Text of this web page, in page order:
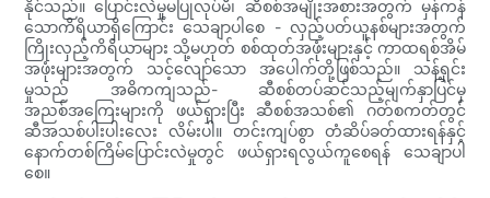
နိုင်သည်။ ပြောင်းလဲမှုမပြုလုပ်မီ၊ ဆီစစ်အမျိုးအစားအတွက် မှန်ကန်
သောကိရိယာရှိကြောင်း သေချာပါစေ - လှည့်ပတ်ယူနစ်များအတွက်
ကြိုးလှည့်ကိရိယာများ သို့မဟုတ် စစ်ထုတ်အဖုံးများနှင့် ကာထရစ်အိမ်
အဖုံးများအတွက် သင့်လျော်သော အပေါက်တို့ဖြစ်သည်။ သန့်ရှင်း
မှုသည် အဓိကကျသည်- ဆီစစ်တပ်ဆင်သည့်မျက်နှာပြင်မှ
အညစ်အကြေးများကို ဖယ်ရှားပြီး ဆီစစ်အသစ်၏ ဂတ်စကတ်တွင်
ဆီအသစ်ပါးပါးလေး လိမ်းပါ။ တင်းကျပ်စွာ တံဆိပ်ခတ်ထားရန်နှင့်
နောက်တစ်ကြိမ်ပြောင်းလဲမှုတွင် ဖယ်ရှားရလွယ်ကူစေရန် သေချာပါ
စေ။